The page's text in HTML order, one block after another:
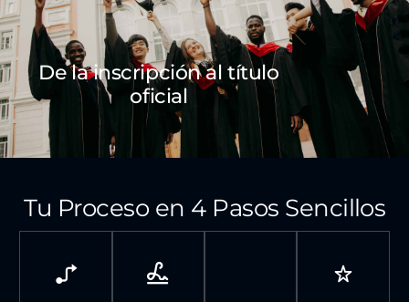
De la inscripción al título
oficial
Tu Proceso en 4 Pasos Sencillos